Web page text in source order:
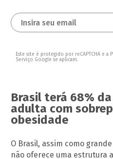
Este site é protegido por reCAPTCHA e a
Serviço Google se aplicam.
Brasil terá 68%
adulta com
obesidade
O Brasil, assim como
não oferece uma estrutura